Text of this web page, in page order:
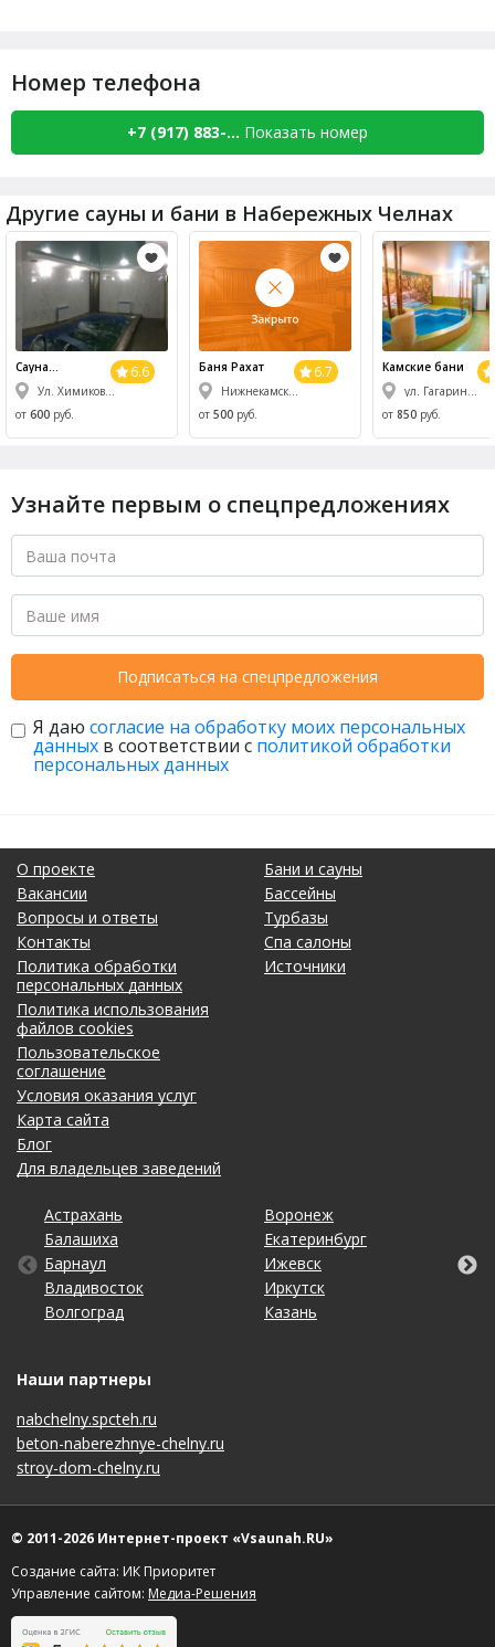
Номер телефона
+7 (917) 883-... Показать номер
Другие сауны и бани в Набережных Челнах
6.6
Сауна
Домашний Пар
(Par haus)
Ул. Химиков, 72е
от 600 руб.
6.7
Баня Рахат
Нижнекамск, Химиков пр-т, 16б/1
от 500 руб.
Камские бани
ул. Гагарина, 21
от 850 руб.
Узнайте первым о спецпредложениях
Подписаться на спецпредложения
Я даю согласие на обработку моих персональных
данных в соответствии с политикой обработки
персональных данных
О проекте
Вакансии
Вопросы и ответы
Контакты
Политика обработки
персональных данных
Политика использования
файлов cookies
Пользовательское
соглашение
Условия оказания услуг
Карта сайта
Блог
Для владельцев заведений
Бани и сауны
Бассейны
Турбазы
Спа салоны
Источники
Астрахань
Балашиха
Барнаул
Владивосток
Волгоград
Воронеж
Екатеринбург
Ижевск
Иркутск
Казань
Калининград
Кемерово
Киров
Краснодар
Красноярск
Липецк
Махачкала
Москва
Нижний Новгород
Новосибирск
Омск
Оренбург
Пенза
Пермь
Ростов-на-Дону
Рязань
Самара
Санкт-Петербург
Саратов
Ставрополь
Тольятти
Томск
Тула
Тюмень
Ульяновск
Уфа
Хабаровск
Чебоксары
Челябинск
Ярославль
Наши партнеры
nabchelny.spcteh.ru
beton-naberezhnye-chelny.ru
stroy-dom-chelny.ru
© 2011-2026 Интернет-проект «Vsaunah.RU»
Создание сайта: ИК Приоритет
Управление сайтом: Медиа-Решения